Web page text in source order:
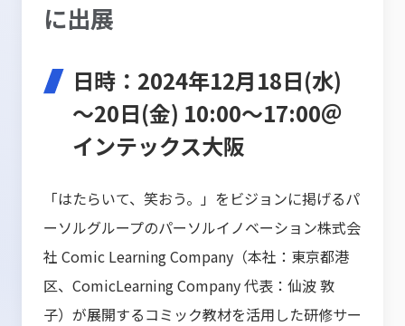
に出展
日時：2024年12月18日(水)
～20日(金) 10:00～17:00＠
インテックス大阪
「はたらいて、笑おう。」をビジョンに掲げるパ
ーソルグループのパーソルイノベーション株式会
社 Comic Learning Company（本社：東京都港
区、ComicLearning Company 代表：仙波 敦
子）が展開するコミック教材を活用した研修サー